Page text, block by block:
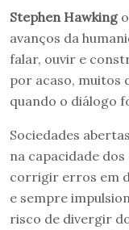
Stephen Hawking
avanços da
falar, ouvir e
por acaso, muitos
quando o diálogo
Sociedades
na capacidade
corrigir erros em
e sempre
risco de divergir